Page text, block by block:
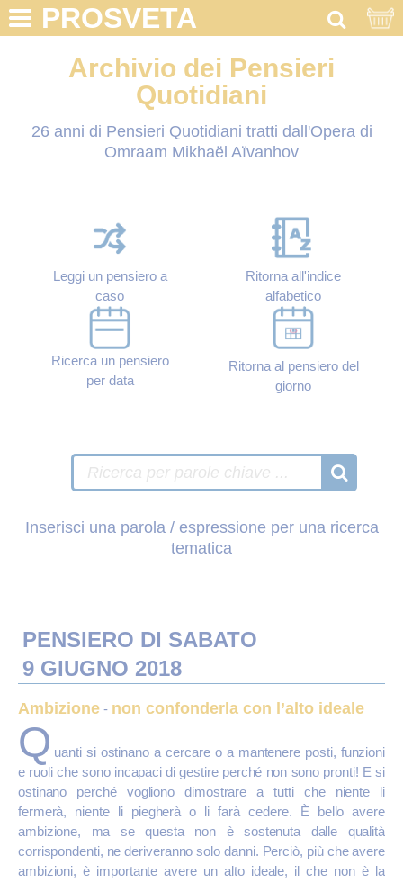
PROSVETA
Archivio dei Pensieri
Quotidiani
26 anni di Pensieri Quotidiani tratti dall'Opera di
Omraam Mikhaël Aïvanhov
Leggi un pensiero a
caso
Ritorna all'indice
alfabetico
Ricerca un pensiero
per data
Ritorna al pensiero del
giorno
Inserisci una parola / espressione per una ricerca
tematica
PENSIERO DI SABATO
9 GIUGNO 2018
Ambizione - non confonderla con l’alto ideale
Q uanti si ostinano a cercare o a mantenere posti, funzioni
e ruoli che sono incapaci di gestire perché non sono pronti! E si
ostinano perché vogliono dimostrare a tutti che niente li
fermerà, niente li piegherà o li farà cedere. È bello avere
ambizione, ma se questa non è sostenuta dalle qualità
corrispondenti, ne deriveranno solo danni. Perciò, più che avere
ambizioni, è importante avere un alto ideale, il che non è la